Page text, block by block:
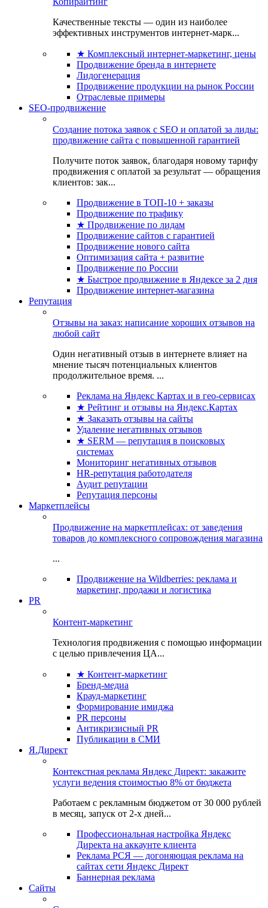
Качественные тексты — один из наиболее
эффективных инструментов интернет-марк...
★ Комплексный интернет-маркетинг, цены
Продвижение бренда в интернете
Лидогенерация
Продвижение продукции на рынок России
Отраслевые примеры
SEO-продвижение
Создание потока заявок с SEO и оплатой за лиды:
продвижение сайта с повышенной гарантией
Получите поток заявок, благодаря новому тарифу
продвижения с оплатой за результат — обращения
клиентов: зак...
Продвижение в ТОП-10 + заказы
Продвижение по трафику
★ Продвижение по лидам
Продвижение сайтов с гарантией
Продвижение нового сайта
Оптимизация сайта + развитие
Продвижение по России
★ Быстрое продвижение в Яндексе за 2 дня
Продвижение интернет-магазина
Репутация
Отзывы на заказ: написание хороших отзывов на
любой сайт
Один негативный отзыв в интернете влияет на
мнение тысяч потенциальных клиентов
продолжительное время. ...
Реклама на Яндекс Картах и в гео-сервисах
★ Рейтинг и отзывы на Яндекс.Картах
★ Заказать отзывы на сайты
Удаление негативных отзывов
★ SERM — репутация в поисковых
системах
Мониторинг негативных отзывов
HR-репутация работодателя
Аудит репутации
Репутация персоны
Маркетплейсы
Продвижение на маркетплейсах: от заведения
товаров до комплексного сопровождения магазина
...
Продвижение на Wildberries: реклама и
маркетинг, продажи и логистика
PR
Контент-маркетинг
Технология продвижения с помощью информации
с целью привлечения ЦА...
★ Контент-маркетинг
Бренд-медиа
Крауд-маркетинг
Формирование имиджа
PR персоны
Антикризисный PR
Публикации в СМИ
Я.Директ
Контекстная реклама Яндекс Директ: закажите
услуги ведения стоимостью 8% от бюджета
Работаем с рекламным бюджетом от 30 000 рублей
в месяц, запуск от 2-х дней...
Профессиональная настройка Яндекс
Директа на аккаунте клиента
Реклама РСЯ — догоняющая реклама на
сайтах сети Яндекс Директ
Баннерная реклама
Сайты